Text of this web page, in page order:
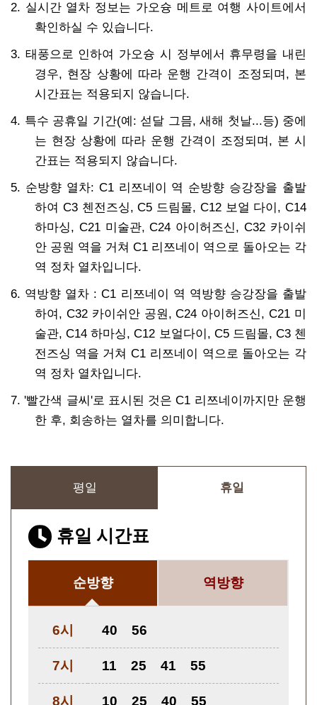
2. 실시간 열차 정보는 가오슝 메트로 여행 사이트에서
확인하실 수 있습니다.
3. 태풍으로 인하여 가오슝 시 정부에서 휴무령을 내린
경우, 현장 상황에 따라 운행 간격이 조정되며, 본
시간표는 적용되지 않습니다.
4. 특수 공휴일 기간(예: 섣달 그믐, 새해 첫날...등) 중에
는 현장 상황에 따라 운행 간격이 조정되며, 본 시
간표는 적용되지 않습니다.
5. 순방향 열차: C1 리쯔네이 역 순방향 승강장을 출발
하여 C3 첸전즈싱, C5 드림몰, C12 보얼 다이, C14
하마싱, C21 미술관, C24 아이허즈신, C32 카이쉬
안 공원 역을 거쳐 C1 리쯔네이 역으로 돌아오는 각
역 정차 열차입니다.
6. 역방향 열차 : C1 리쯔네이 역 역방향 승강장을 출발
하여, C32 카이쉬안 공원, C24 아이허즈신, C21 미
술관, C14 하마싱, C12 보얼다이, C5 드림몰, C3 첸
전즈싱 역을 거쳐 C1 리쯔네이 역으로 돌아오는 각
역 정차 열차입니다.
7. '빨간색 글씨'로 표시된 것은 C1 리쯔네이까지만 운행
한 후, 회송하는 열차를 의미합니다.
평일 휴일
휴일 시간표
순방향 역방향
6시 40 56
7시 11 25 41 55
8시 10 25 40 55